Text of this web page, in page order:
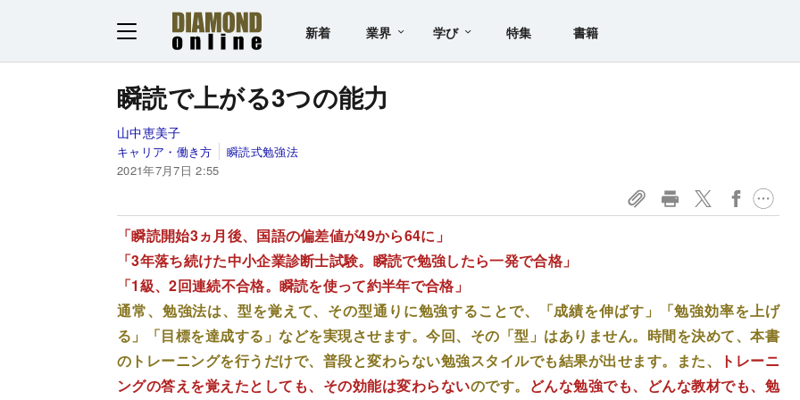
新着 業界 学び 特集 書籍
瞬読で上がる3つの能力
山中恵美子
キャリア・働き方
瞬読式勉強法
2021年7月7日 2:55
「瞬読開始3ヵ月後、国語の偏差値が49から64に」
「3年落ち続けた中小企業診断士試験。瞬読で勉強したら一発で合格」
「1級、2回連続不合格。瞬読を使って約半年で合格」
通常、勉強法は、型を覚えて、その型通りに勉強することで、「成績を伸ばす」「勉強効率を上げ
る」「目標を達成する」などを実現させます。今回、その「型」はありません。時間を決めて、本書
のトレーニングを行うだけで、普段と変わらない勉強スタイルでも結果が出せます。また、
トレーニ
ングの答えを覚えたとしても、その効能は変わらないのです。 どんな勉強でも、どんな教材でも、勉